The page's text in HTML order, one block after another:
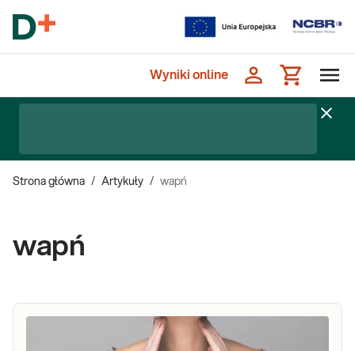
Wyniki online
Strona główna / Artykuły / wapń
wapń